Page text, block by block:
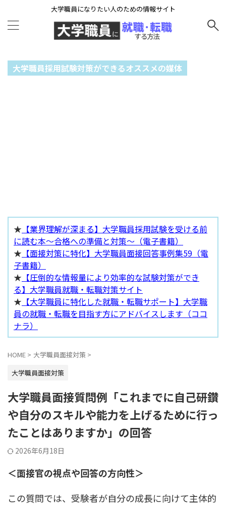
大学職員になりたい人のための情報サイト
大学職員採用試験対策ができるオススメの媒体
★ 【業界理解が深まる】大学職員採用試験を受ける前
に読む本～合格への準備と対策～（電子書籍）
★ 【面接対策に特化】大学職員面接回答事例集59（電
子書籍）
★ 【圧倒的な情報量により効率的な試験対策ができ
る】大学職員就職・転職対策サイト
★ 【大学職員に特化した就職・転職サポート】大学職
員の就職・転職を目指す方にアドバイスします（ココ
ナラ）
HOME > 大学職員面接対策 >
大学職員面接対策
大学職員面接質問例「これまでに自己研鑽
や自分のスキルや能力を上げるために行っ
たことはありますか」の回答
2026年6月18日
＜面接官の視点や回答の方向性＞
この質問では、受験者が自分の成長に向けて主体的